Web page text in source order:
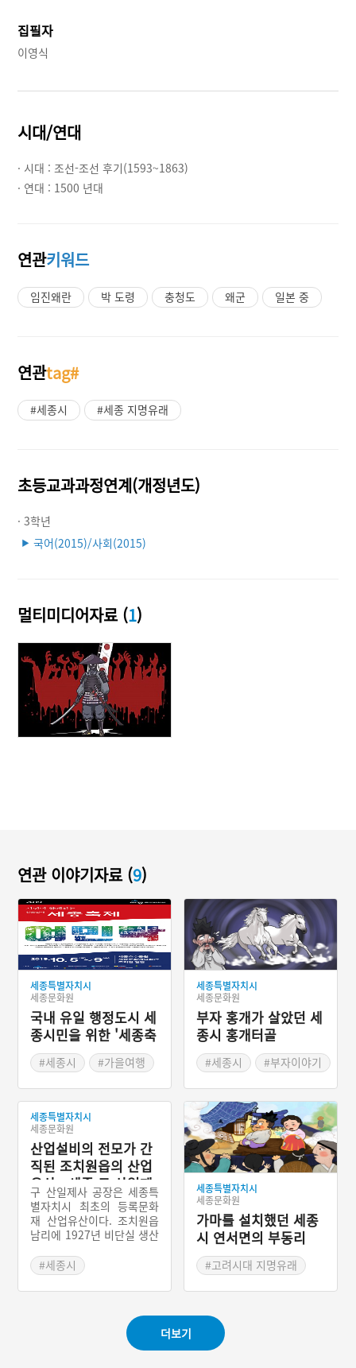
집필자
이영식
시대/연대
· 시대 : 조선-조선 후기(1593~1863)
· 연대 : 1500 년대
연관키워드
임진왜란 박 도령 충청도 왜군 일본 중
연관tag#
#세종시 #세종 지명유래
초등교과과정연계(개정년도)
· 3학년
▶ 국어(2015)/사회(2015)
멀티미디어자료 (1)
연관 이야기자료 (9)
세종특별자치시
세종문화원
국내 유일 행정도시 세
종시민을 위한 '세종축
제'#세종시
#가을여행
#세종 축제
세종특별자치시
세종문화원
부자 홍개가 살았던 세
종시 홍개터골
#세종시
#부자이야기
세종특별자치시
세종문화원
산업설비의 전모가 간
직된 조치원읍의 산업
유산 - 세종 구 산일제
사 공장
구 산일제사 공장은 세종특
별자치시 최초의 등록문화
재 산업유산이다. 조치원읍
남리에 1927년 비단실 생산
후 폐업했다. 1951~1956
년 조치원여자고등학교 임
시 교사로 사용되었고, 195
제지로 변경되어 크라프트
종이를 생산했다. 한림제지
가 2000년 폐업한 후 방치
#세종시
세종특별자치시
세종문화원
가마를 설치했던 세종
시 연서면의 부동리
#고려시대 지명유래
더보기